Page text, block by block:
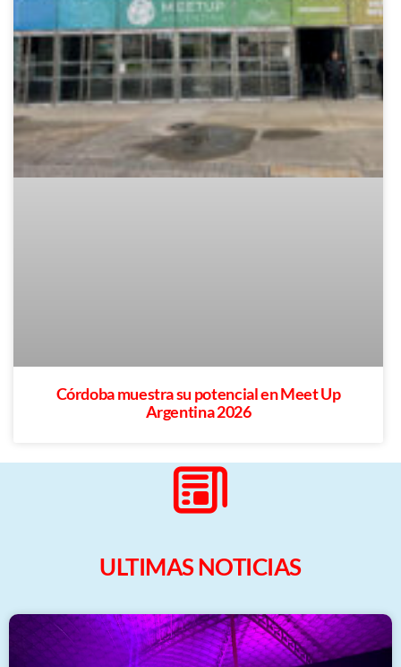
Córdoba muestra su potencial en Meet Up
Argentina 2026
ULTIMAS NOTICIAS